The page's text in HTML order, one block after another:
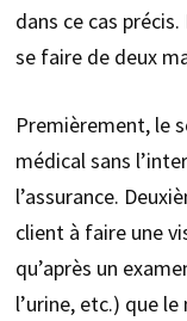
dans ce cas
se faire de deux
Premièrement, le
médical sans
l’assurance.
client à faire une
qu’après un
l’urine, etc.) que